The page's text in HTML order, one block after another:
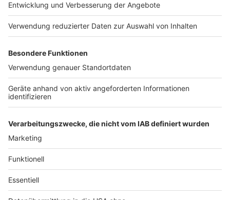
Bombenentschärfung. 2.200 Osnabrücker im Stadtteil
Danach ist der Bereich für mehrere Stunden gesperrt.
Betroffen ist auch das Flüchtlingshaus in Osnabrück.
Die Paracelsus-Klinik ist nicht im Evakuierungsbereich.
Es ist noch nicht klar, ob der Blindgänger entschärft
oder kontrolliert gesprengt wird.Zur vollständigen
Anzeige